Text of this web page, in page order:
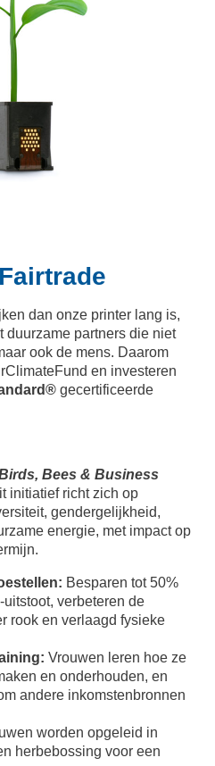
dan onze printer lang is,
duurzame partners die niet
ook de mens. Daarom
en investeren
gecertificeerde
Bees & Business
initiatief richt zich op
gendergelijkheid,
energie, met impact op
Besparen tot 50%
verbeteren de
rook en verlaagd fysieke
Vrouwen leren hoe ze
en onderhouden, en
andere inkomstenbronnen
worden opgeleid in
herbebossing voor een